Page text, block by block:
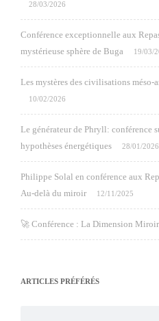
28/03/2026
Conférence exceptionnelle aux
mystérieuse sphère de Buga
19/03/
Les mystères des civilisations méso-
10/02/2026
Le générateur de Phryll: conférence
hypothèses énergétiques
28/01/2026
Philippe Solal en conférence aux
Au-delà du miroir
12/11/2025
🚀 Conférence : La Dimension
ARTICLES PRÉFÉRÉS